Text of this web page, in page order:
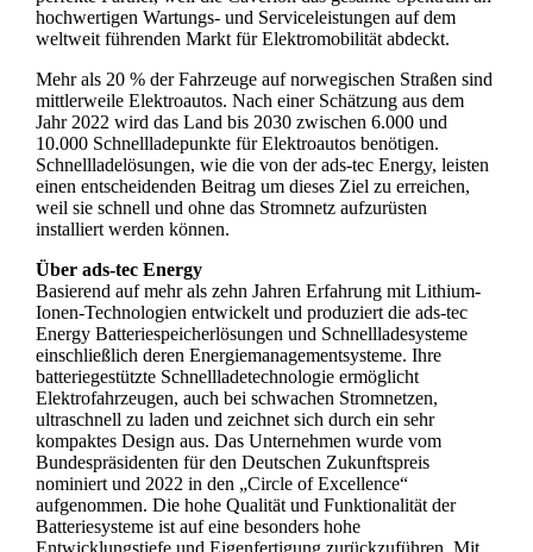
hochwertigen Wartungs- und Serviceleistungen auf dem
weltweit führenden Markt für Elektromobilität abdeckt.
Mehr als 20 % der Fahrzeuge auf norwegischen Straßen sind
mittlerweile Elektroautos. Nach einer Schätzung aus dem
Jahr 2022 wird das Land bis 2030 zwischen 6.000 und
10.000 Schnellladepunkte für Elektroautos benötigen.
Schnellladelösungen, wie die von der ads-tec Energy, leisten
einen entscheidenden Beitrag um dieses Ziel zu erreichen,
weil sie schnell und ohne das Stromnetz aufzurüsten
installiert werden können.
Über ads-tec Energy
Basierend auf mehr als zehn Jahren Erfahrung mit Lithium-
Ionen-Technologien entwickelt und produziert die ads-tec
Energy Batteriespeicherlösungen und Schnellladesysteme
einschließlich deren Energiemanagementsysteme. Ihre
batteriegestützte Schnellladetechnologie ermöglicht
Elektrofahrzeugen, auch bei schwachen Stromnetzen,
ultraschnell zu laden und zeichnet sich durch ein sehr
kompaktes Design aus. Das Unternehmen wurde vom
Bundespräsidenten für den Deutschen Zukunftspreis
nominiert und 2022 in den „Circle of Excellence“
aufgenommen. Die hohe Qualität und Funktionalität der
Batteriesysteme ist auf eine besonders hohe